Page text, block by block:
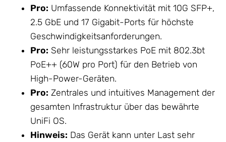
Pro: Umfassende Konnektivität mit 10G SFP+,
2.5 GbE und 17 Gigabit-Ports für höchste
Geschwindigkeitsanforderungen.
Pro: Sehr leistungsstarkes PoE mit 802.3bt
PoE++ (60W pro Port) für den Betrieb von
High-Power-Geräten.
Pro: Zentrales und intuitives Management der
gesamten Infrastruktur über das bewährte
UniFi OS.
Hinweis: Das Gerät kann unter Last sehr